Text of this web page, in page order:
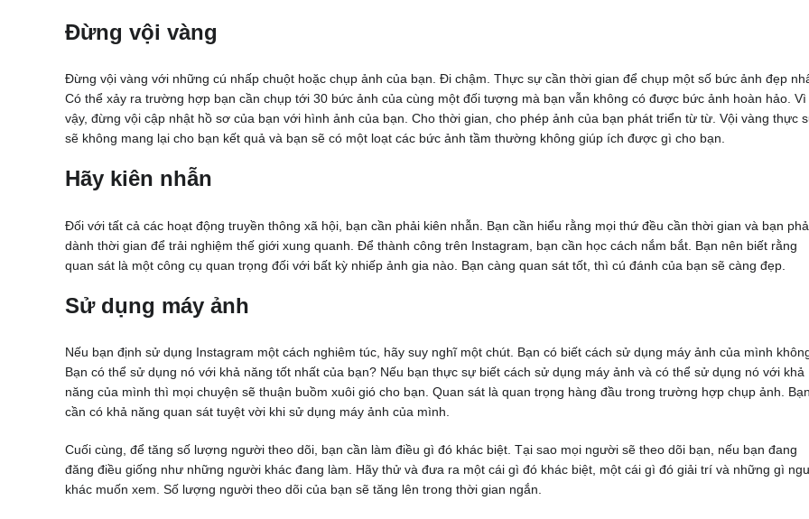
Đừng vội vàng
Đừng vội vàng với những cú nhấp chuột hoặc chụp ảnh của bạn. Đi chậm. Thực sự cần thời gian để chụp một số bức ảnh đẹp
Có thể xảy ra trường hợp bạn cần chụp tới 30 bức ảnh của cùng một đối tượng mà bạn vẫn không có được bức ảnh hoàn hảo. Vì
vậy, đừng vội cập nhật hồ sơ của bạn với hình ảnh của bạn. Cho thời gian, cho phép ảnh của bạn phát triển từ từ. Vội vàng thực
sẽ không mang lại cho bạn kết quả và bạn sẽ có một loạt các bức ảnh tầm thường không giúp ích được gì cho bạn.
Hãy kiên nhẫn
Đối với tất cả các hoạt động truyền thông xã hội, bạn cần phải kiên nhẫn. Bạn cần hiểu rằng mọi thứ đều cần thời gian và bạn
dành thời gian để trải nghiệm thế giới xung quanh. Để thành công trên Instagram, bạn cần học cách nắm bắt. Bạn nên biết rằng
quan sát là một công cụ quan trọng đối với bất kỳ nhiếp ảnh gia nào. Bạn càng quan sát tốt, thì cú đánh của bạn sẽ càng đẹp.
Sử dụng máy ảnh
Nếu bạn định sử dụng Instagram một cách nghiêm túc, hãy suy nghĩ một chút. Bạn có biết cách sử dụng máy ảnh của mình
Bạn có thể sử dụng nó với khả năng tốt nhất của bạn? Nếu bạn thực sự biết cách sử dụng máy ảnh và có thể sử dụng nó với khả
năng của mình thì mọi chuyện sẽ thuận buồm xuôi gió cho bạn. Quan sát là quan trọng hàng đầu trong trường hợp chụp ảnh. Bạn
cần có khả năng quan sát tuyệt vời khi sử dụng máy ảnh của mình.
Cuối cùng, để tăng số lượng người theo dõi, bạn cần làm điều gì đó khác biệt. Tại sao mọi người sẽ theo dõi bạn, nếu bạn đang
đăng điều giống như những người khác đang làm. Hãy thử và đưa ra một cái gì đó khác biệt, một cái gì đó giải trí và những gì
khác muốn xem. Số lượng người theo dõi của bạn sẽ tăng lên trong thời gian ngắn.